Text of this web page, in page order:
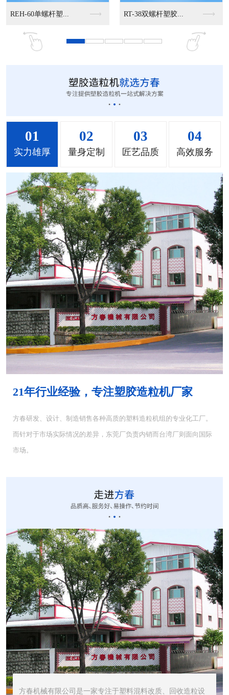
MS-50立式混色机... MS-100立式混色...
MS-200立式混色...
MH-1000立式混... MH-2000塑料混...
MH-4000塑胶混... MH-6000塑料混...
CUT-20立式切粒...
STR1000振动筛... STR600震动筛<...
01
实力雄厚
02
量身定制
03
匠艺品质
04
高效服务
21年行业经验，专注塑胶造粒机厂家
方春研发、设计、制造销售各种高质的塑料造粒机组的专业化工厂。
而针对于市场实际情况的差异，东莞厂负责内销而台湾厂则面向国际
市场。
方春机械有限公司是一家专注于塑料混料改质、回收造粒设